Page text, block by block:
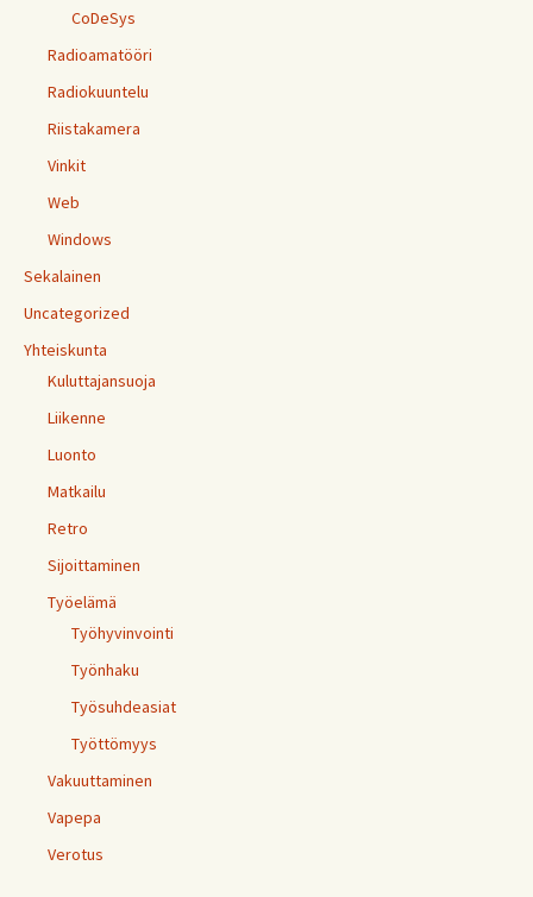
CoDeSys
Radioamatööri
Radiokuuntelu
Riistakamera
Vinkit
Web
Windows
Sekalainen
Uncategorized
Yhteiskunta
Kuluttajansuoja
Liikenne
Luonto
Matkailu
Retro
Sijoittaminen
Työelämä
Työhyvinvointi
Työnhaku
Työsuhdeasiat
Työttömyys
Vakuuttaminen
Vapepa
Verotus